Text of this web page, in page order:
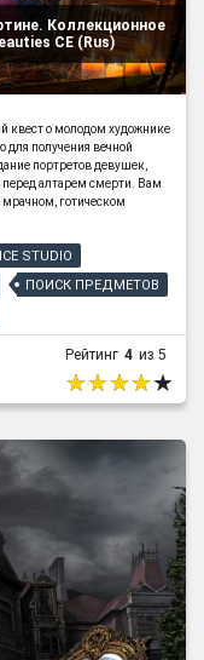
Коллекционное
CE (Rus)
квест о молодом художнике
получения вечной
портретов девушек,
алтарем смерти. Вам
готическом
STUDIO
ПОИСК ПРЕДМЕТОВ
Рейтинг 4 из 5